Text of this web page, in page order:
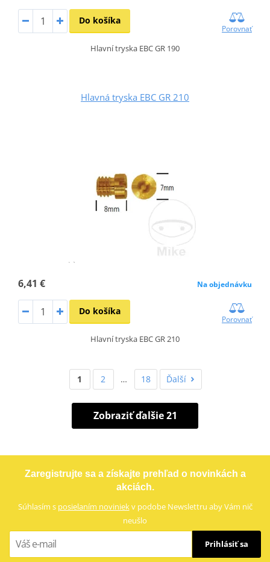
Do košíka
Porovnať
Hlavní tryska EBC GR 190
Hlavná tryska EBC GR 210
6,41 € Na objednávku
Do košíka
Porovnať
Hlavní tryska EBC GR 210
1 2 … 18 Ďalší
Zobraziť ďalšie 21
Zaregistrujte sa a získajte prehľad o novinkách a
akciách.
Súhlasím s posielaním noviniekv podobe Newslettru aby Vám nič
neušlo
Prihlásiť sa